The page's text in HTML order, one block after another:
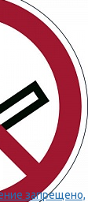
запрещено,